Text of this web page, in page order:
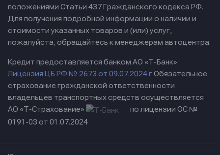
положениями Статьи 437 Гражданского кодекса РФ.
Для получения подробной информации о наличии и
стоимости указанных товаров и (или) услуг,
пожалуйста, обращайтесь к менеджерам автоцентра.
Кредит предоставляется банком АО «Т-Банк».
Лицензия ЦБ РФ № 2673 от 09.07.2024 гОбязательное
страхование гражданской ответственности
владельцев транспортных средств осуществляется
АО «Т-Страхование»
по лицензии ОС №
0191-03 от 01.07.2024